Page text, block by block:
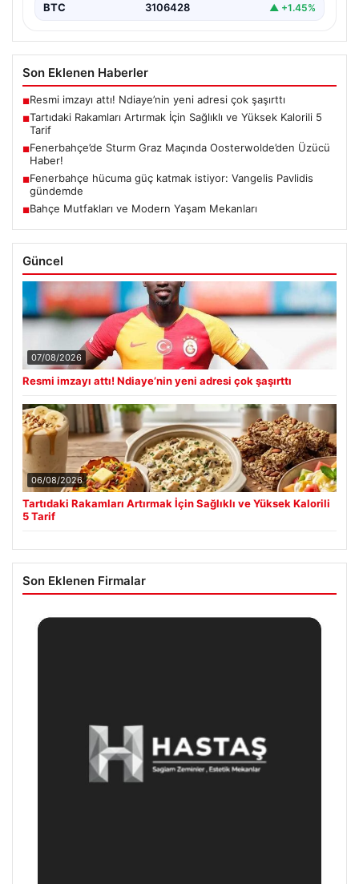
BTC 3106428 ▲ +1.45%
Son Eklenen Haberler
■Resmi imzayı attı! Ndiaye’nin yeni adresi çok şaşırttı
■Tartıdaki Rakamları Artırmak İçin Sağlıklı ve Yüksek Kalorili 5
Tarif
■Fenerbahçe’de Sturm Graz Maçında Oosterwolde’den Üzücü
Haber!
■Fenerbahçe hücuma güç katmak istiyor: Vangelis Pavlidis
gündemde
■Bahçe Mutfakları ve Modern Yaşam Mekanları
Güncel
07/08/2026
Resmi imzayı attı! Ndiaye’nin yeni adresi çok şaşırttı
06/08/2026
Tartıdaki Rakamları Artırmak İçin Sağlıklı ve Yüksek Kalorili
5 Tarif
Son Eklenen Firmalar